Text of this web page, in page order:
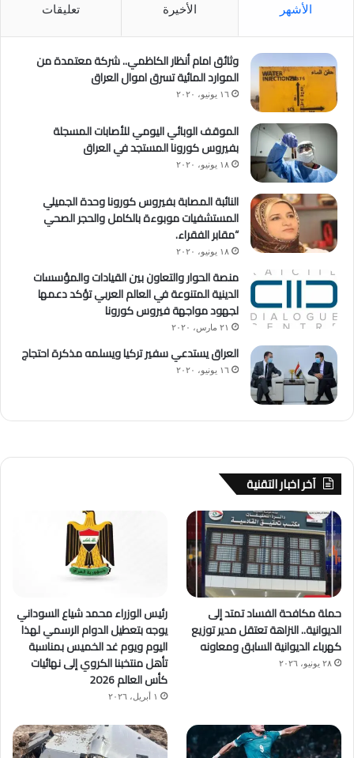
الأشهر الأخيرة تعليقات
وثائق امام أنظار الكاظمي.. شركة معتمدة من
الموارد المائية تسرق اموال العراق
١٦ يونيو، ٢٠٢٠
الموقف الوبائي اليومي للأصابات المسجلة
بفيروس كورونا المستجد في العراق
١٨ يونيو، ٢٠٢٠
النائبة المصابة بفيروس كورونا وحدة الجميلي
المستشفيات موبوءة بالكامل والحجر الصحي
“مقابر الفقراء.
١٨ يونيو، ٢٠٢٠
منصة الحوار والتعاون بين القيادات والمؤسسات
الدينية المتنوعة في العالم العربي تؤكد دعمها
لجهود مواجهة فيروس كورونا
٢١ مارس، ٢٠٢٠
العراق يستدعي سفير تركيا ويسلمه مذكرة احتجاج
١٦ يونيو، ٢٠٢٠
آخر اخبار التقنية
حملة مكافحة الفساد تمتد إلى
الديوانية.. النزاهة تعتقل مدير توزيع
كهرباء الديوانية السابق ومعاونه
٢٨ يونيو، ٢٠٢٦
رئيس الوزراء محمد شياع السوداني
يوجه بتعطيل الدوام الرسمي لهذا
اليوم ويوم غد الخميس بمناسبة
تأهل منتخبنا الكروي إلى نهائيات
كأس العالم 2026
١ أبريل، ٢٠٢٦